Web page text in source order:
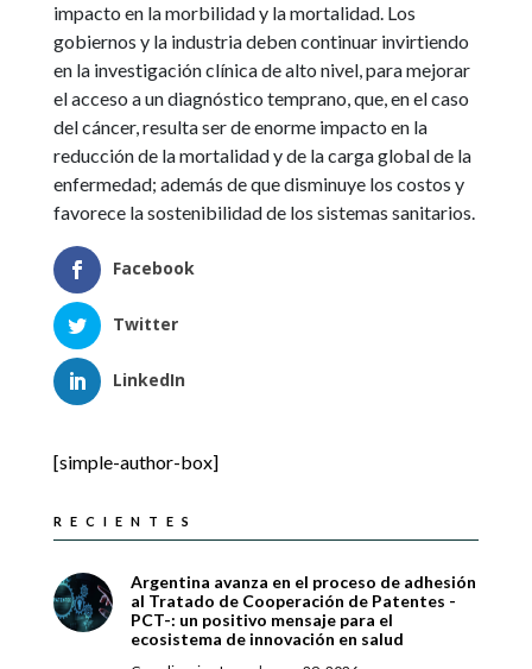
impacto en la morbilidad y la mortalidad. Los
gobiernos y la industria deben continuar invirtiendo
en la investigación clínica de alto nivel, para mejorar
el acceso a un diagnóstico temprano, que, en el caso
del cáncer, resulta ser de enorme impacto en la
reducción de la mortalidad y de la carga global de la
enfermedad; además de que disminuye los costos y
favorece la sostenibilidad de los sistemas sanitarios.
Facebook
Twitter
LinkedIn
[simple-author-box]
RECIENTES
Argentina avanza en el proceso de adhesión
al Tratado de Cooperación de Patentes -
PCT-: un positivo mensaje para el
ecosistema de innovación en salud